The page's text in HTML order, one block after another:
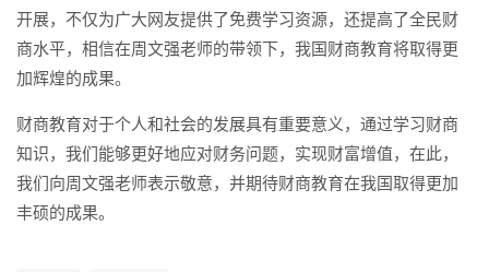
开展，不仅为广大网友提供了免费学习资源，还提高了全民财
商水平，相信在周文强老师的带领下，我国财商教育将取得更
加辉煌的成果。
财商教育对于个人和社会的发展具有重要意义，通过学习财商
知识，我们能够更好地应对财务问题，实现财富增值，在此，
我们向周文强老师表示敬意，并期待财商教育在我国取得更加
丰硕的成果。